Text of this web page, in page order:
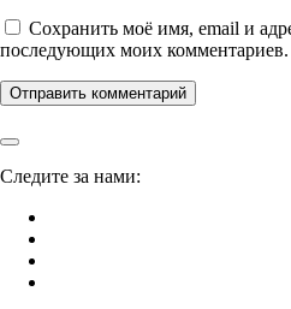
Сохранить моё имя, email и
последующих моих комментариев.
Следите за нами: